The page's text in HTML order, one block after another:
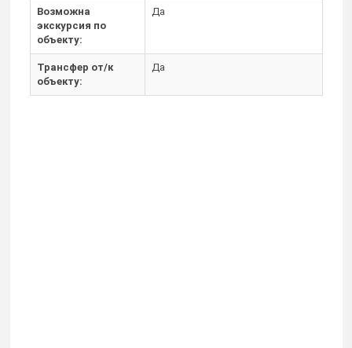
Возможна
экскурсия по
объекту:
Да
Трансфер от/к
объекту:
Да